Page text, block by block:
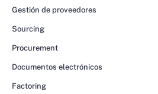
Gestión de proveedores
Sourcing
Procurement
Documentos electrónicos
Factoring